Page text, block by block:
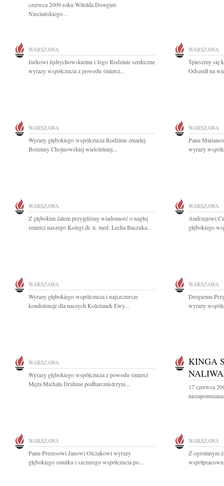
czerwca 2009 roku Witolda Dowgint-
Nieciuńskiego...
WARSZAWA
Jurkowi Jędrychowskiemu i Jego Rodzinie serdeczne
wyrazy współczucia z powodu śmierci...
WARSZAWA
Śpieszmy się
Odszedł na
WARSZAWA
Wyrazy głębokiego współczucia Rodzinie zmarłej
Bożenny Chojnowskiej wieloletniej...
WARSZAWA
Panu
wyrazy
WARSZAWA
Z głębokim żalem przyjęliśmy wiadomość o nagłej
śmierci naszego Kolegi dr. n. med. Lecha Baczuka...
WARSZAWA
Andrzejowi
głębokiego
WARSZAWA
Wyrazy głębokiego współczucia i najszczersze
kondolencje dla naszych Koleżanek Ewy...
WARSZAWA
Drogiemu
wyrazy
WARSZAWA
Wyrazy głębokiego współczucia z powodu śmierci
Męża Michała Druhnie podharcmistrzyni...
KINGA
17 czerwca
WARSZAWA
Panu Prezesowi Janowi Olczakowi wyrazy
głębokiego smutku i szczerego współczucia po...
WARSZAWA
Z ogromnym